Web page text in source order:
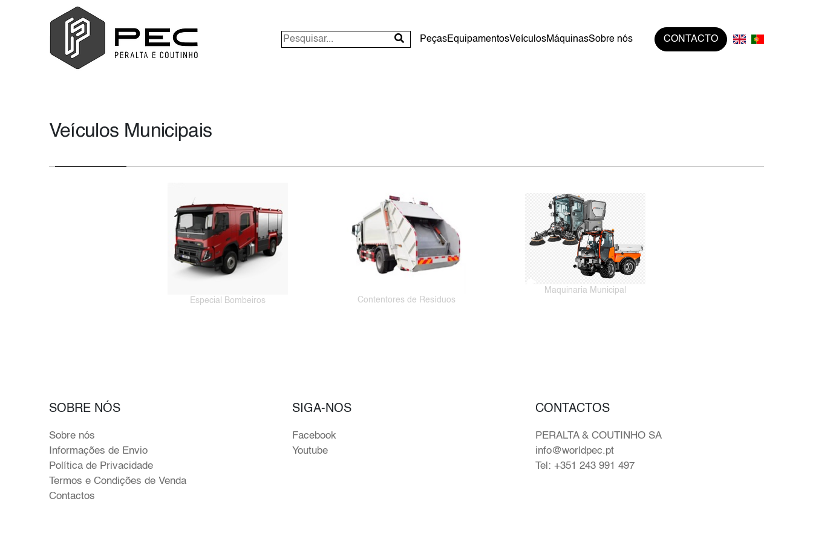
PeçasEquipamentosVeículosMáquinasSobre nós CONTACTO
Veículos Municipais
Especial Bombeiros Contentores de Resíduos
Maquinaria Municipal
SOBRE NÓS
Sobre nós
Informações de Envio
Política de Privacidade
Termos e Condições de Venda
Contactos
SIGA-NOS
Facebook
Youtube
CONTACTOS
PERALTA & COUTINHO SA
info@worldpec.pt
Tel: +351 243 991 497